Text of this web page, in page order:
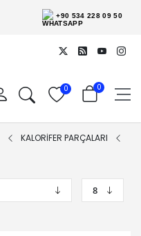
+90 534 228 09 50
0 0
KALORİFER PARÇALARI